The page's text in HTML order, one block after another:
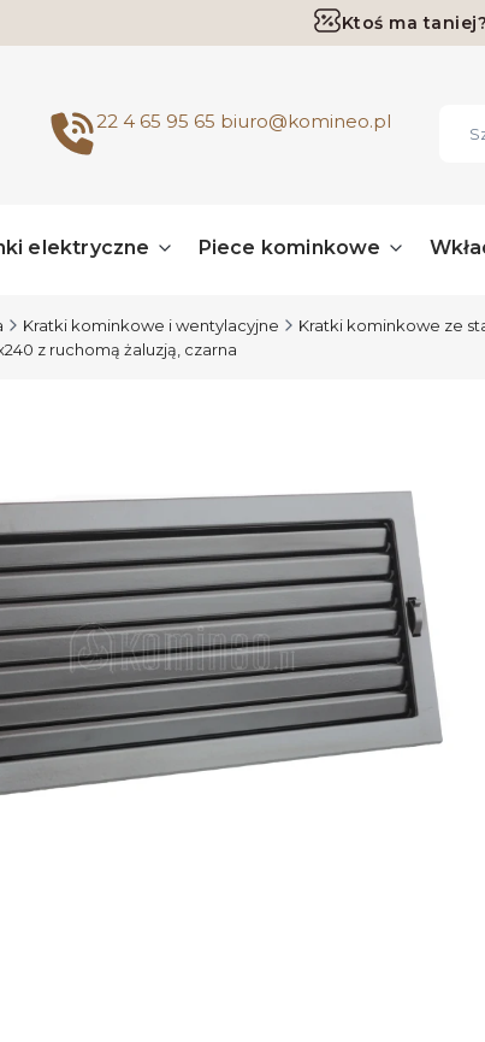
Ktoś ma
22 4 65 95 65 biuro@komineo.pl
elektryczne Piece kominkowe
Kratki kominkowe i wentylacyjne Kratki kominkowe ze
z ruchomą żaluzją, czarna